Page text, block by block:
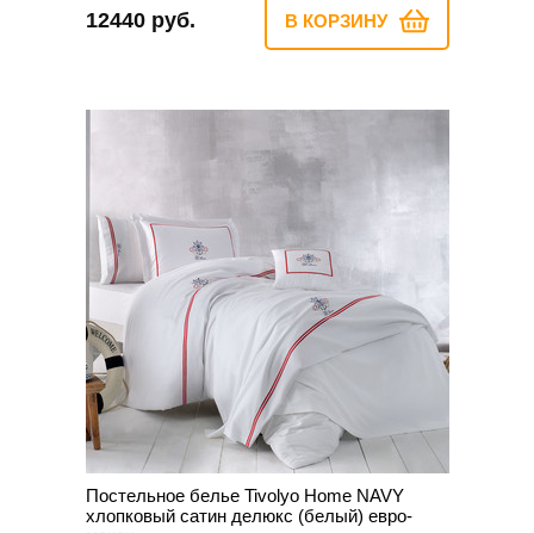
12440 руб. В КОРЗИНУ
Постельное белье Tivolyo Home NAVY
хлопковый сатин делюкс (белый) евро-